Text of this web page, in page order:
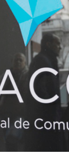
estatal,
popular de la
20 AÑOS DE LA